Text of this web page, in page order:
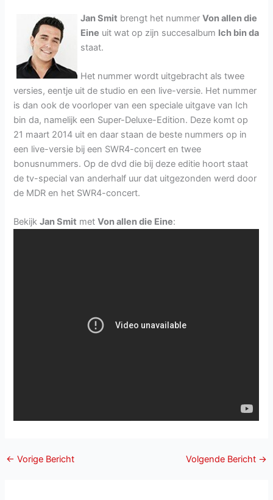
Jan Smit brengt het nummerVon allen die
Eine uit wat op zijn succesalbum Ich bin da
staat.
Het nummer wordt uitgebracht als twee
versies, eentje uit de studio en een live-versie. Het nummer
is dan ook de voorloper van een speciale uitgave van Ich
bin da, namelijk een Super-Deluxe-Edition. Deze komt op
21 maart 2014 uit en daar staan de beste nummers op in
een live-versie bij een SWR4-concert en twee
bonusnummers. Op de dvd die bij deze editie hoort staat
de tv-special van anderhalf uur dat uitgezonden werd door
de MDR en het SWR4-concert.
BekijkJan Smit metVon allen die Eine:
← Vorige Bericht Volgende Bericht →